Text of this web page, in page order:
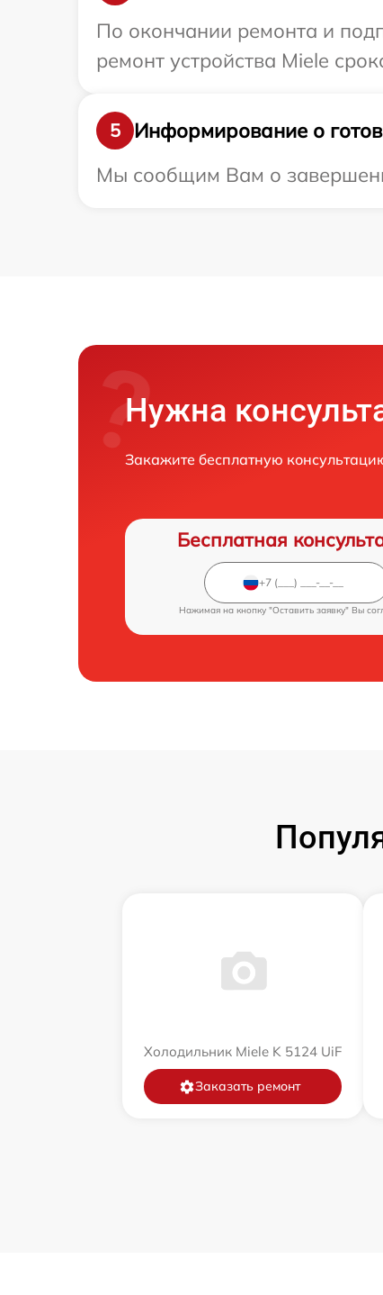
По окончании ремонта и
ремонт устройства Miele
5
Информирование о
Мы сообщим Вам о
Нужна
Закажите бесплатную
Бесплатная
Нажимая на кнопку "Оставить заявку" Вы
Холодильник Miele K 5124 UiF
Заказать ремонт